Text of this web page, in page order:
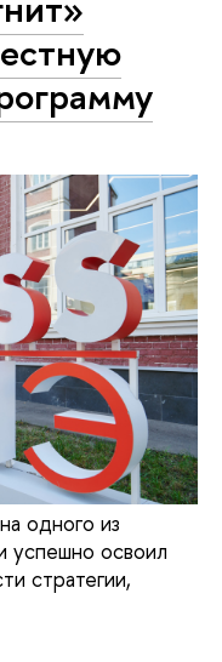
одного из
успешно освоил
стратегии,